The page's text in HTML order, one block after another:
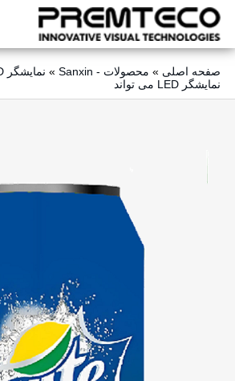
صفحه اصلی » محصولات - Sanxin » نمایشگر LED خلاقانه
نمایشگر LED می تواند